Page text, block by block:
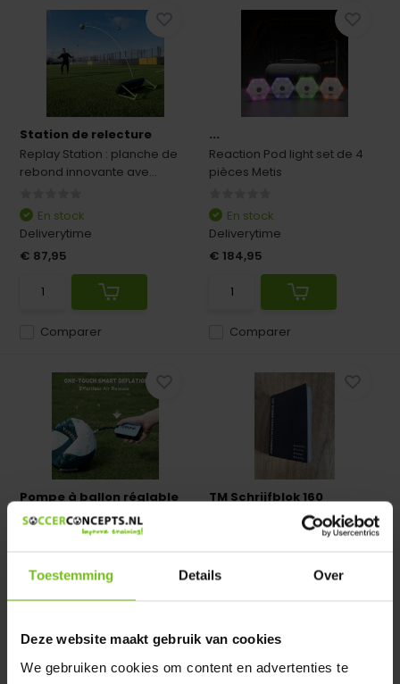
Toestemming Details Over
Deze website maakt gebruik van cookies
We gebruiken cookies om content en advertenties te
Station de relecture
Replay Station : planche de
rebond innovante ave...
Comparer
En stock
Deliverytime
€ 87,95
...
Reaction Pod light set de 4
pièces Metis
Comparer
En stock
Deliverytime
€ 184,95
Pompe à ballon réglable
numériquement
Pompe à ballon réglable
En stock
€ 35,95
TM Schrijfblok 160
pagina's - Copy
TM Schrijfblok 160 pagina's
€ 2,95